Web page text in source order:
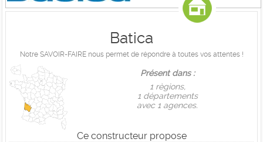
Batica
Notre SAVOIR-FAIRE nous permet de répondre à toutes vos attentes !
Présent dans :
1 règions,
1 départements
avec 1 agences.
Ce constructeur propose